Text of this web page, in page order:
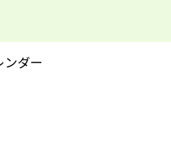
ンダー